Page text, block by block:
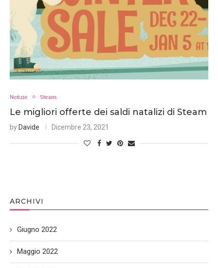
Notizie Steam
Le migliori offerte dei saldi natalizi di Steam
by Davide Dicembre 23, 2021
ARCHIVI
Giugno 2022
Maggio 2022